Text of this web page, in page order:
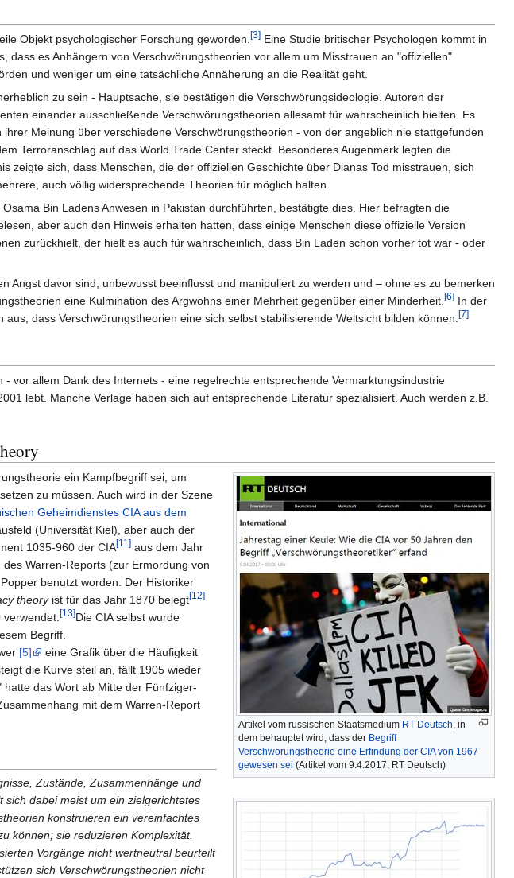
Objekt psychologischer Forschung geworden. [3] Eine Studie britischer Psychologen kommt in
dass es Anhängern von Verschwörungstheorien vor allem um Misstrauen an "offiziellen"
und weniger um eine tatsächliche Annäherung an die Realität geht.
zu sein - Hauptsache, sie bestätigen die Verschwörungsideologie. Autoren der
einander ausschließende Verschwörungstheorien allesamt für wahrscheinlich hielten. Es
Meinung über verschiedene Verschwörungstheorien - von der angeblich nie stattgefunden
Terroranschlag auf das World Trade Center steckt. Besonderes Augenmerk legten die
zeigte sich, dass Menschen, die der offiziellen Geschichte über Dianas Tod misstrauen, sich
auch völlig widersprechende Theorien für möglich halten.
Bin Ladens Anwesen in Pakistan durchführten, bestätigte dies. Hier befragten die
aber auch den Hinweis erhalten hatten, dass einige Menschen diese offizielle Version
zurückhielt, der hielt es auch für wahrscheinlich, dass Bin Laden schon vorher tot war - oder
Angst davor sind, unbewusst beeinflusst und manipuliert zu werden und – ohne es zu bemerken
eine Kulmination des Argwohns einer Mehrheit gegenüber einer Minderheit. [6] In der
dass Verschwörungstheorien eine sich selbst stabilisierende Weltsicht bilden können. [7]
vor allem Dank des Internets - eine regelrechte entsprechende Vermarktungsindustrie
lebt. Manche Verlage haben sich auf entsprechende Literatur spezialisiert. Auch werden z.B.
Artikel vom russischen Staatsmedium RT Deutsch, in
dem behauptet wird, dass der Begriff
Verschwörungstheorie eine Erfindung der CIA von 1967
gewesen sei (Artikel vom 9.4.2017, RT Deutsch)
ein Kampfbegriff sei, um
zu müssen. Auch wird in der Szene
Geheimdienstes CIA aus dem
(Universität Kiel), aber auch der
1035-960 der CIA[11] aus dem Jahr
Warren-Reports (zur Ermordung von
benutzt worden. Der Historiker
theoryist für das Jahr 1870 belegt[12]
[13]Die CIA selbst wurde
Begriff.
[5]
eine Grafik über die Häufigkeit
die Kurve steil an, fällt 1905 wieder
das Wort ab Mitte der Fünfziger-
mit dem Warren-Report
Zustände, Zusammenhänge und
sich dabei meist um ein zielgerichtetes
konstruieren ein vereinfachtes
können; sie reduzieren Komplexität.
Vorgänge nicht wertneutral beurteilt
sich Verschwörungstheorien nicht